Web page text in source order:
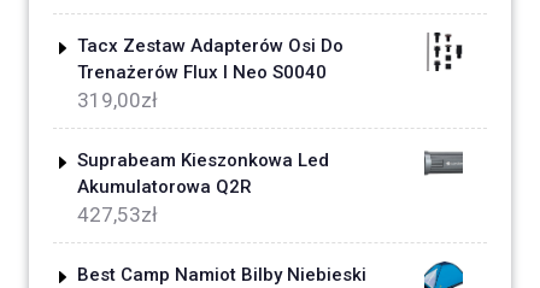
Tacx Zestaw Adapterów Osi Do
Trenażerów Flux I Neo S0040
319,00zł
Suprabeam Kieszonkowa Led
Akumulatorowa Q2R
427,53zł
Best Camp Namiot Bilby Niebieski